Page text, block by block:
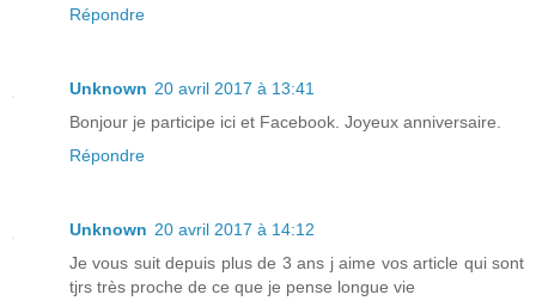
Répondre
Unknown 20 avril 2017 à 13:41
Bonjour je participe ici et Facebook. Joyeux anniversaire.
Répondre
Unknown 20 avril 2017 à 14:12
Je vous suit depuis plus de 3 ans j aime vos article qui sont
tjrs très proche de ce que je pense longue vie